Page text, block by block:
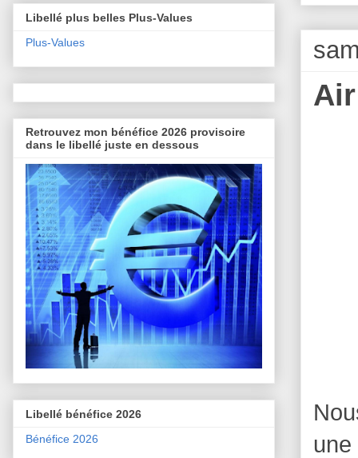
Libellé plus belles Plus-Values
Plus-Values
Retrouvez mon bénéfice 2026 provisoire
dans le libellé juste en dessous
Libellé bénéfice 2026
Bénéfice 2026